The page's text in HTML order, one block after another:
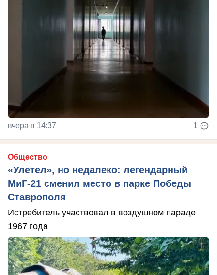
вчера в 14:37 1
Общество
«Улетел», но недалеко: легендарный
МиГ-21 сменил место в парке Победы
Ставрополя
Истребитель участвовал в воздушном параде
1967 года